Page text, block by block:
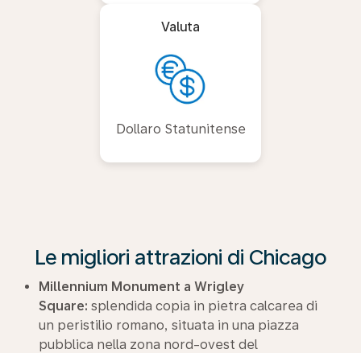
Valuta
Dollaro Statunitense
Le migliori attrazioni di Chicago
Millennium Monument a Wrigley
Square: splendida copia in pietra calcarea di
un peristilio romano, situata in una piazza
pubblica nella zona nord-ovest del